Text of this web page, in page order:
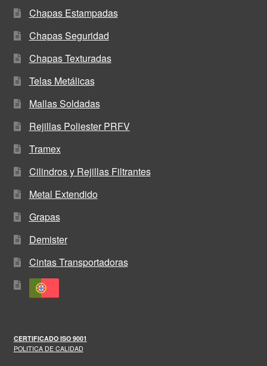
Chapas Estampadas
Chapas Seguridad
Chapas Texturadas
Telas Metálicas
Mallas Soldadas
Rejillas Poliester PRFV
Tramex
Cilindros y Rejillas Filtrantes
Metal Extendido
Grapas
Demister
Cintas Transportadoras
CERTIFICADO ISO 9001
POLITICA DE CALIDAD